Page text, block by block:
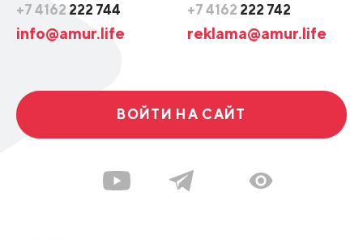
+7 4162 222 744
info@amur.life
+7 4162 222 742
reklama@amur.life
ВОЙТИ НА САЙТ